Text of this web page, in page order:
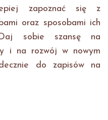
zapoznać się z
oraz sposobami ich
sobie szansę na
i na rozwój w nowym
do zapisów na